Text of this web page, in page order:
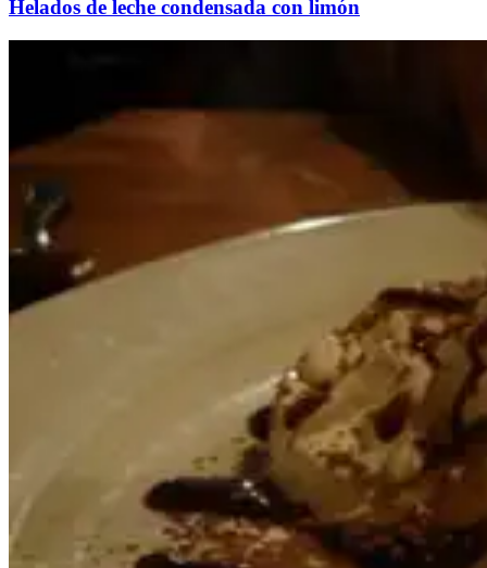
Helados de leche condensada con limón